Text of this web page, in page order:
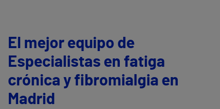
El mejor equipo de
Especialistas en fatiga
crónica y fibromialgia en
Madrid